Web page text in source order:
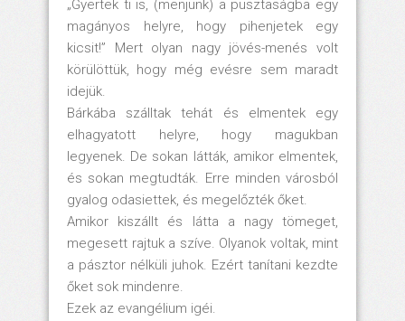
„Gyertek ti is, (menjünk) a pusztaságba egy
magányos helyre, hogy pihenjetek egy
kicsit!” Mert olyan nagy jövés-menés volt
körülöttük, hogy még evésre sem maradt
idejük.
Bárkába szálltak tehát és elmentek egy
elhagyatott helyre, hogy magukban
legyenek. De sokan látták, amikor elmentek,
és sokan megtudták. Erre minden városból
gyalog odasiettek, és megelőzték őket.
Amikor kiszállt és látta a nagy tömeget,
megesett rajtuk a szíve. Olyanok voltak, mint
a pásztor nélküli juhok. Ezért tanítani kezdte
őket sok mindenre.
Ezek az evangélium igéi.